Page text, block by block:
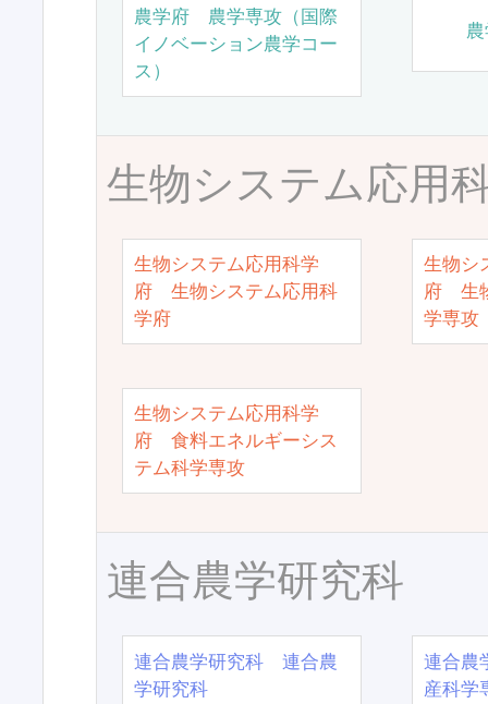
農学府 農学専攻（国際
イノベーション農学コー
ス）
生物システム応用
生物システム応用科学
府 生物システム応用科
学府
生物シ
府 生
学専攻
生物システム応用科学
府 食料エネルギーシス
テム科学専攻
連合農学研究科
連合農学研究科 連合農
学研究科
連合農
産科学